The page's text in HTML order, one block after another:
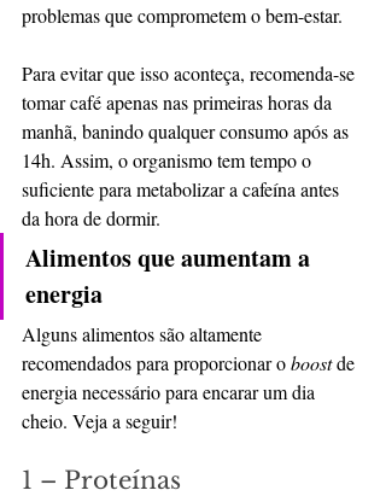
problemas que comprometem o bem-estar.
Para evitar que isso aconteça, recomenda-se
tomar café apenas nas primeiras horas da
manhã, banindo qualquer consumo após as
14h. Assim, o organismo tem tempo o
suficiente para metabolizar a cafeína antes
da hora de dormir.
Alimentos que aumentam a
energia
Alguns alimentos são altamente
recomendados para proporcionar o boost de
energia necessário para encarar um dia
cheio. Veja a seguir!
1 – Proteínas